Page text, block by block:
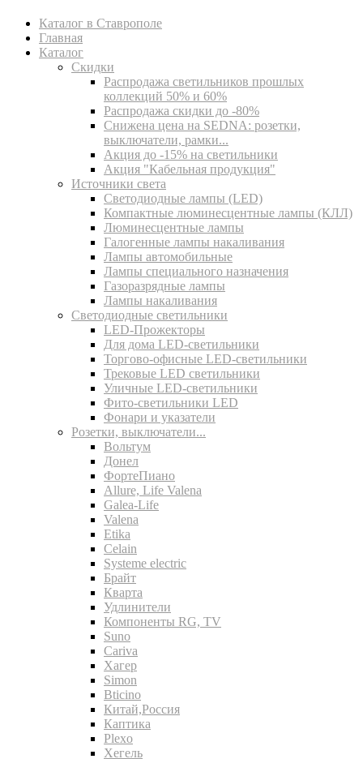
Каталог в Ставрополе
Главная
Каталог
Скидки
Распродажа светильников прошлых
коллекций 50% и 60%
Распродажа скидки до -80%
Cнижена цена на SEDNA: розетки,
выключатели, рамки...
Акция до -15% на светильники
Акция "Кабельная продукция"
Источники света
Светодиодные лампы (LED)
Компактные люминесцентные лампы (КЛЛ)
Люминесцентные лампы
Галогенные лампы накаливания
Лампы автомобильные
Лампы специального назначения
Газоразрядные лампы
Лампы накаливания
Светодиодные светильники
LED-Прожекторы
Для дома LED-светильники
Торгово-офисные LED-светильники
Трековые LED светильники
Уличные LED-светильники
Фито-светильники LED
Фонари и указатели
Розетки, выключатели...
Вольтум
Донел
ФортеПиано
Allure, Life Valena
Galea-Life
Valena
Etika
Celain
Systeme electric
Брайт
Кварта
Удлинители
Компоненты RG, TV
Suno
Cariva
Хагер
Simon
Bticino
Китай,Россия
Каптика
Plexo
Хегель